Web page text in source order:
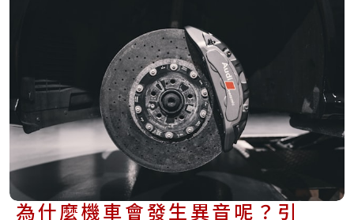
為什麼機車會發生異音呢？引